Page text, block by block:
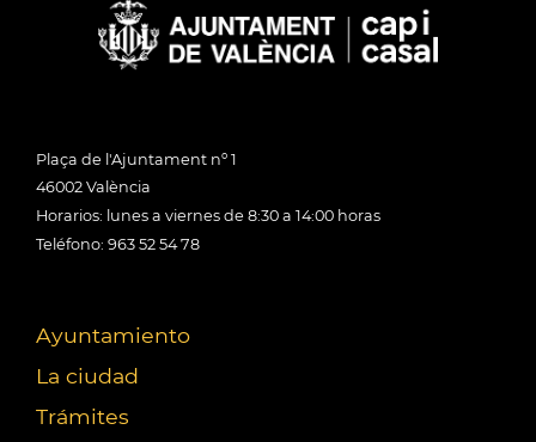
Plaça de l'Ajuntament nº 1
46002 València
Horarios: lunes a viernes de 8:30 a 14:00 horas
Teléfono: 963 52 54 78
Ayuntamiento
La ciudad
Trámites